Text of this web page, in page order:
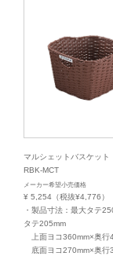
マルシェットバスケット
RBK-MCT
メーカー希望小売価格
¥ 5,254（税抜¥4,776）
・製品寸法：最大タテ
タテ205mm
上面ヨコ360mm×奥行
底面ヨコ270mm×奥行